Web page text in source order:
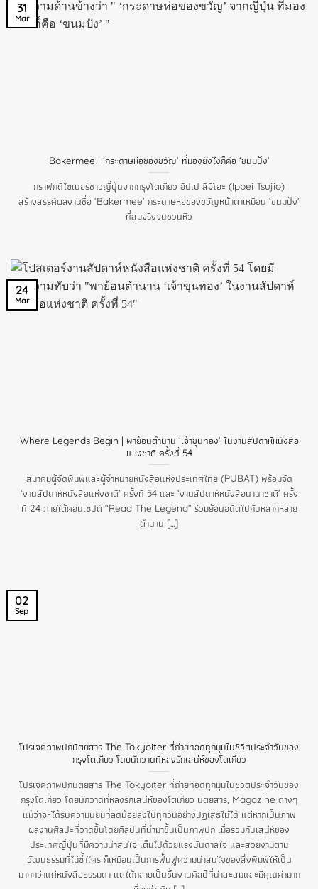
Bakermee | ‘กระดาษห่อของขวัญ’ ที่มองยังไงก็คือ ‘ขนมปัง’
กราฟิกดีไซเนอร์ชาวญี่ปุ่นจากกรุงโตเกียว อิปเป สึจิโอะ (Ippei Tsujio)
สร้างสรรค์ผลงานชื่อ ‘Bakermee’ กระดาษห่อของขวัญหน้าตาเหมือน ‘ขนมปัง’
ที่สมจริงจนชวนหิว
31
Mar
Where Legends Begin | พาย้อนตำนาน ‘เจ้าขุนทอง’ ในงานสัปดาห์หนังสือ
แห่งชาติ ครั้งที่ 54
สมาคมผู้จัดพิมพ์และผู้จำหน่ายหนังสือแห่งประเทศไทย (PUBAT) พร้อมจัด
‘งานสัปดาห์หนังสือแห่งชาติ’ ครั้งที่ 54 และ ‘งานสัปดาห์หนังสือนานาชาติ’ ครั้ง
ที่ 24 ภายใต้คอนเซปต์ “Read The Legend” ร่วมย้อนอดีตไปกับหลากหลาย
ตำนาน [...]
24
Mar
โปรเจคภาพปกนิตยสาร The Tokyoiter ที่ถ่ายทอดทุกมุมในชีวิตประจำวันของ
กรุงโตเกียว โดยนักวาดที่หลงรักเสน่ห์ของโตเกียว
โปรเจคภาพปกนิตยสาร The Tokyoiter ที่ถ่ายทอดทุกมุมในชีวิตประจำวันของ
กรุงโตเกียว โดยนักวาดที่หลงรักเสน่ห์ของโตเกียว นิตยสาร, Magazine ต่างๆ
แม้ว่าจะได้รับความนิยมที่ลดน้อยลงไปทุกวันอย่างปฏิเสธไม่ได้ แต่หากเป็นภาพ
ผลงานศิลปะที่วาดขึ้นโดยศิลปินที่นำมาขึ้นเป็นภาพปก เมื่อรวมกับเสน่ห์ของ
ประเทศญี่ปุ่นที่มีความน่าสนใจ เต็มไปด้วยแรงบันดาลใจ และสวยงามตาม
วัฒนธรรมที่ไม่ซ้ำใคร ก็เหมือนเป็นการฟื้นฟูความน่าสนใจของสิ่งพิมพ์ให้เป็น
มากกว่าแค่หนังสือธรรมดา แต่ได้กลายเป็นชิ้นงานศิลป์ที่น่าสะสมและมีคุณค่ามาก
02
Sep